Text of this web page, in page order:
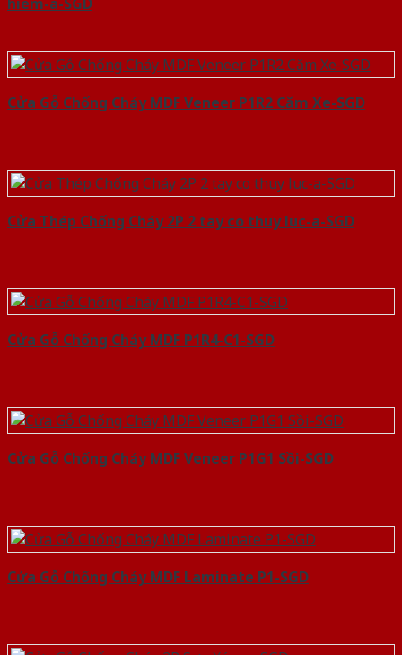
Cửa Gỗ Chống Cháy MDF Veneer P1R2 Căm Xe-SGD
Cửa Thép Chống Cháy 2P 2 tay co thuy luc-a-SGD
Cửa Gỗ Chống Cháy MDF P1R4-C1-SGD
Cửa Gỗ Chống Cháy MDF Veneer P1G1 Sồi-SGD
Cửa Gỗ Chống Cháy MDF Laminate P1-SGD